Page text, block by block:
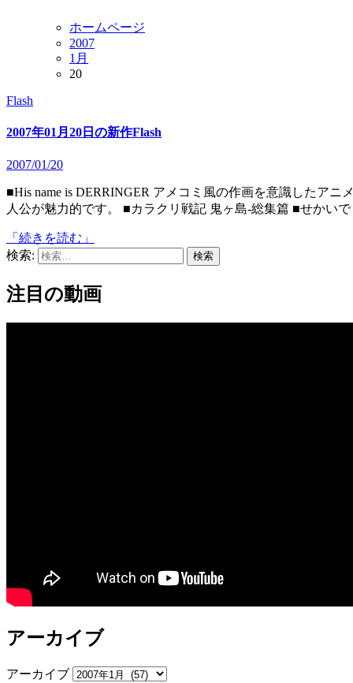
ホームページ
2007
1月
20
Flash
2007年01月20日の新作Flash
2007/01/20
■His name is DERRINGER アメコミ風の作画を意識したアニメーション。腕は立つが最後が決まらない3枚目の役柄の主
人公が魅力的です。 ■カラクリ戦記 鬼ヶ島-総集篇 ■せかいで
「続きを読む」
検索:
注目の動画
アーカイブ
アーカイブ